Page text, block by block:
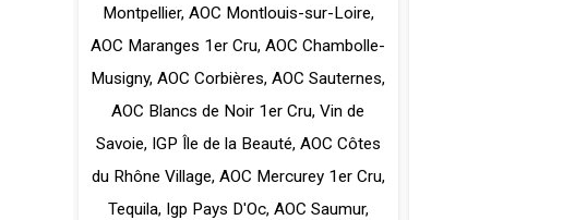
Montpellier, AOC Montlouis-sur-Loire,
AOC Maranges 1er Cru,AOC Chambolle-
Musigny,AOC Corbières,AOC Sauternes,
AOC Blancs de Noir 1er Cru,Vin de
Savoie, IGP Île de la Beauté, AOC Côtes
du Rhône Village, AOC Mercurey 1er Cru,
Tequila, Igp Pays D'Oc, AOC Saumur,